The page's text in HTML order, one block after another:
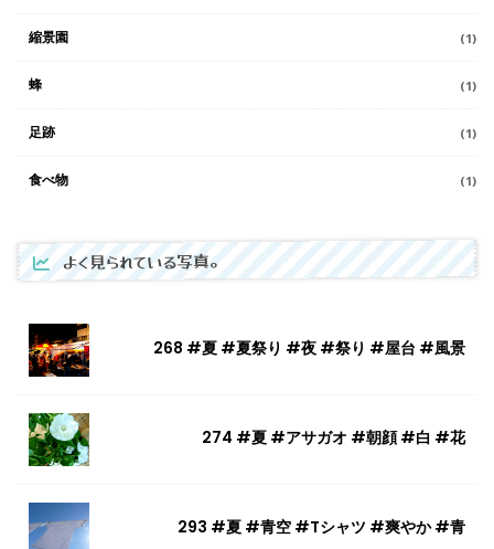
縮景園 (1)
蜂 (1)
足跡 (1)
食べ物 (1)
よく見られている写真。
268 #夏 #夏祭り #夜 #祭り #屋台 #風景
274 #夏 #アサガオ #朝顔 #白 #花
293 #夏 #青空 #Tシャツ #爽やか #青